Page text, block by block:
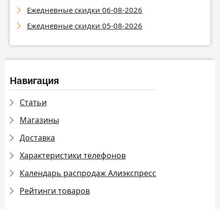
Ежедневные скидки 06-08-2026
Ежедневные скидки 05-08-2026
Навигация
Статьи
Магазины
Доставка
Характеристики телефонов
Календарь распродаж Алиэкспресс
Рейтинги товаров